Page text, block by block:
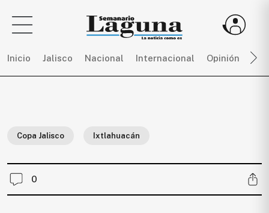
Inicio Jalisco Nacional Internacional Opinión
actualidad
únete
a
Copa Jalisco Ixtlahuacán
0